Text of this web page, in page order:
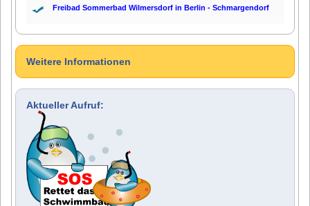
Freibad Sommerbad Wilmersdorf in Berlin - Schmargendorf
Weitere Informationen
Aktueller Aufruf: